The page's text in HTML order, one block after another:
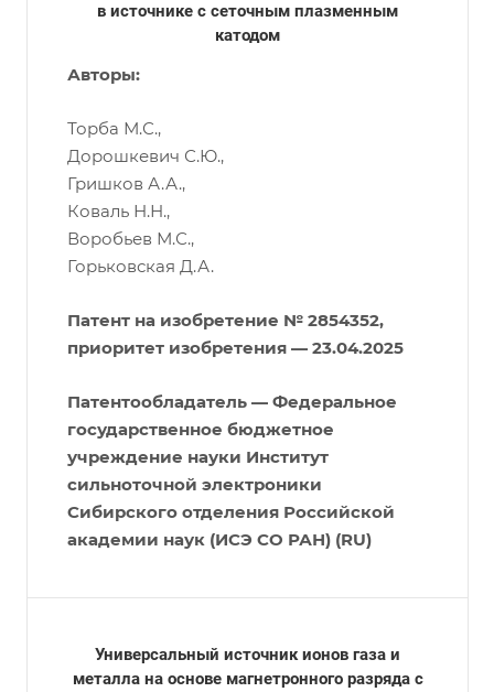
в источнике с сеточным плазменным
катодом
Авторы:
Торба М.С.,
Дорошкевич С.Ю.,
Гришков А.А.,
Коваль Н.Н.,
Воробьев М.С.,
Горьковская Д.А.
Патент на изобретение № 2854352,
приоритет изобретения — 23.04.2025
Патентообладатель — Федеральное
государственное бюджетное
учреждение науки Институт
сильноточной электроники
Сибирского отделения Российской
академии наук (ИСЭ СО РАН) (RU)
Универсальный источник ионов газа и
металла на основе магнетронного разряда с